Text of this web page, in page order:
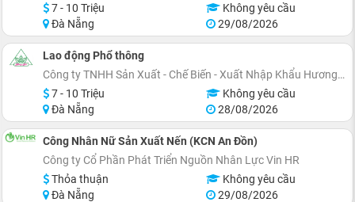
7 - 10 Triệu
Không yêu cầu
Đà Nẵng
29/08/2026
Lao động Phổ thông
Công ty TNHH Sản Xuất - Chế Biến - Xuất Nhập Khẩu Hương Quế
7 - 10 Triệu
Không yêu cầu
Đà Nẵng
28/08/2026
Công Nhân Nữ Sản Xuất Nến (KCN An Đồn)
Công ty Cổ Phần Phát Triển Nguồn Nhân Lực Vin HR
Thỏa thuận
Không yêu cầu
Đà Nẵng
29/08/2026